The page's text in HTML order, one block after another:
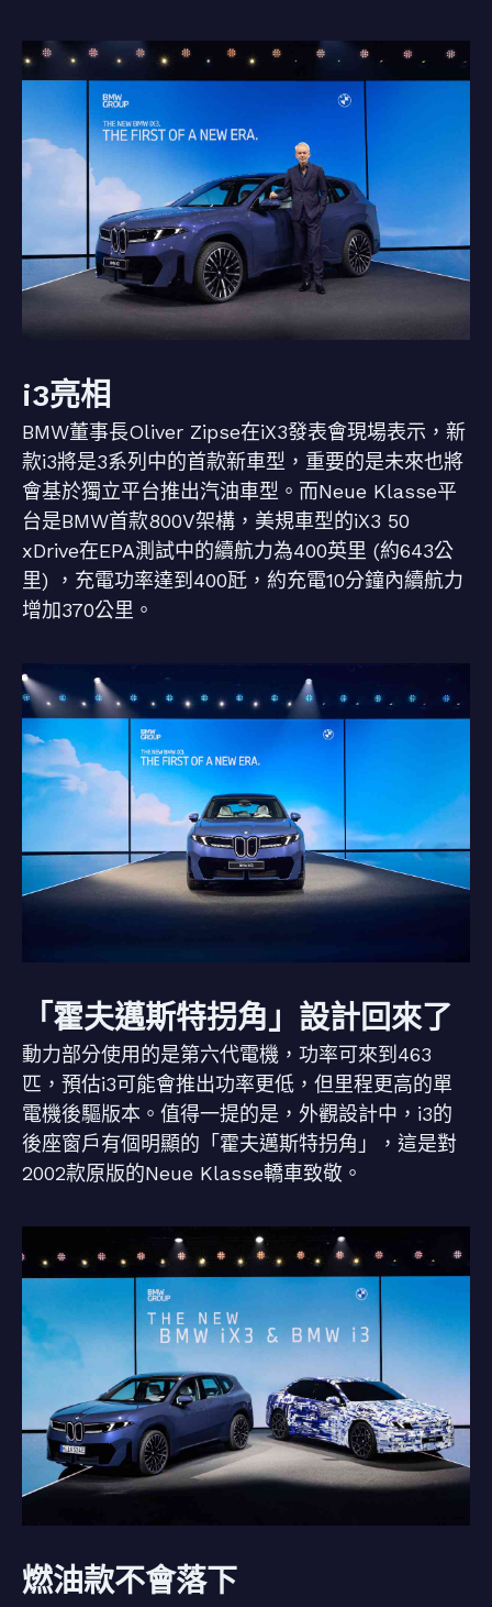
i3亮相
BMW董事長Oliver Zipse在iX3發表會現場表示，新
款i3將是3系列中的首款新車型，重要的是未來也將
會基於獨立平台推出汽油車型。而Neue Klasse平
台是BMW首款800V架構，美規車型的iX3 50
xDrive在EPA測試中的續航力為400英里 (約643公
里) ，充電功率達到400瓩，約充電10分鐘內續航力
增加370公里。
「霍夫邁斯特拐角」設計回來了
動力部分使用的是第六代電機，功率可來到463
匹，預估i3可能會推出功率更低，但里程更高的單
電機後驅版本。值得一提的是，外觀設計中，i3的
後座窗戶有個明顯的「霍夫邁斯特拐角」，這是對
2002款原版的Neue Klasse轎車致敬。
燃油款不會落下